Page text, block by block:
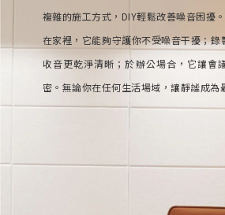
高密度隔音毯
韓國水貼壁紙 虹牌
居家改色貼膜
複雜的施工方式，DIY輕鬆改善噪音困擾。
在家裡，它能夠守護你不受噪音干擾；錄
收音更乾淨清晰；於辦公場合，它讓會
密。無論你在任何生活場域，讓靜謐成為